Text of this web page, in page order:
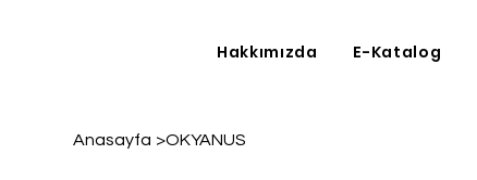
Hakkımızda E-Katalog
Anasayfa >OKYANUS